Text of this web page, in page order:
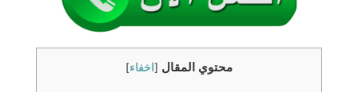
محتوي المقال [ اخفاء]